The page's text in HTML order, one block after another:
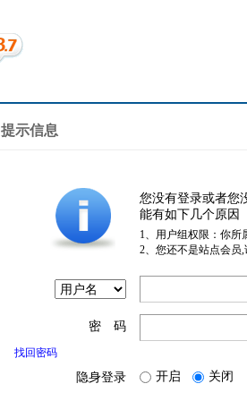
提示信息
您没有登录或者您
能有如下几个原因
1、用户组权限：你所
2、您还不是站点会员
密 码
找回密码
隐身登录 开启 关闭